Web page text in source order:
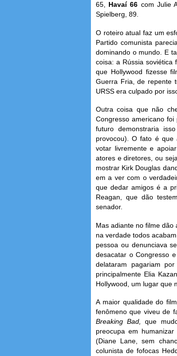
65, Havaí 66 com Julie
Spielberg, 89.
O roteiro atual faz um
Partido comunista
dominando o mundo. E
coisa: a Rússia soviética
que Hollywood fizesse
Guerra Fria, de repente
URSS era culpado por
Outra coisa que não
Congresso americano
futuro demonstraria
provocou). O fato é que
votar livremente e
atores e diretores, ou
mostrar Kirk Douglas
em a ver com o
que dedar amigos é a
Reagan, que dão
senador.
Mas adiante no filme
na verdade todos
pessoa ou denunciava
desacatar o Congresso
delataram pagariam
principalmente Elia
Hollywood, um lugar que
A maior qualidade do
fenômeno que viveu de
Breaking Bad, que
preocupa em
(Diane Lane, sem
colunista de fofocas